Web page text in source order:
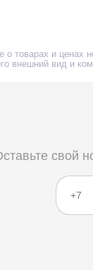
товарах и ценах
внешний вид и
свой